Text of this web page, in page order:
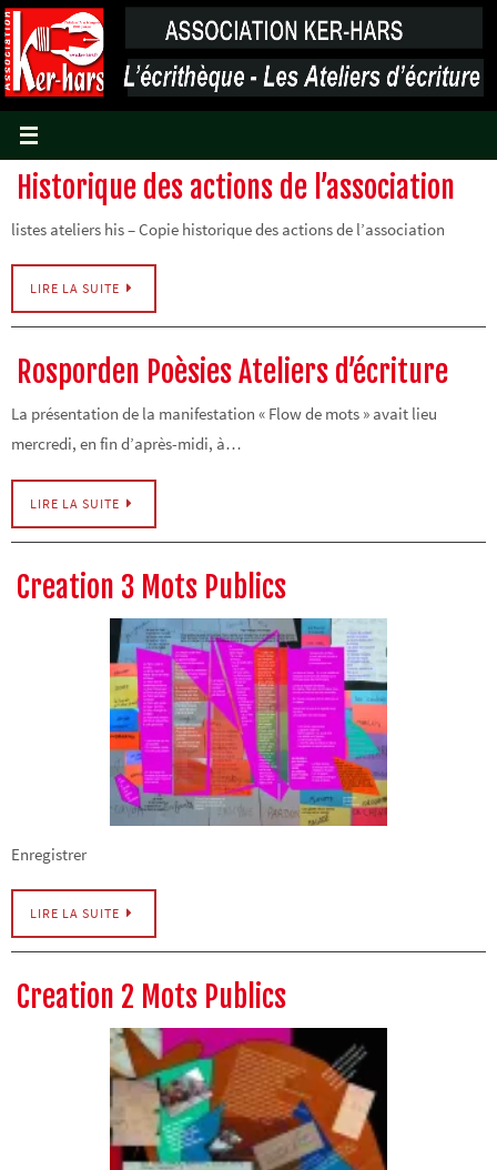
Passer
vers
le
contenu
Historique des actions de l’association
listes ateliers his – Copie historique des actions de l’association
LIRE LA SUITE
Rosporden Poèsies Ateliers d’écriture
La présentation de la manifestation « Flow de mots » avait lieu
mercredi, en fin d’après-midi, à…
LIRE LA SUITE
Creation 3 Mots Publics
Enregistrer
LIRE LA SUITE
Creation 2 Mots Publics